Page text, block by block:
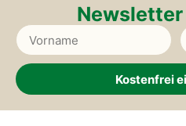
Kostenfrei